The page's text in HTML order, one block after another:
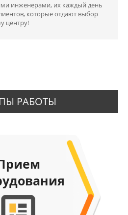
инженерами, их каждый день
которые отдают выбор
центру!
РАБОТЫ